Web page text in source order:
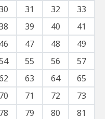
31 32
33
39 40
41
46 47 48
49
55 56
57
63 64
65
70 71 72
73
78 79 80
81